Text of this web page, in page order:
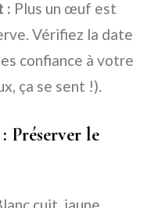
: Plus un œuf est
Vérifiez la date
confiance à votre
ça se sent !).
le
cuit, jaune